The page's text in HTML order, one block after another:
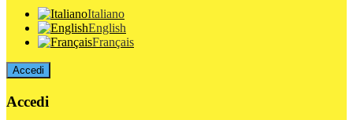
Italiano
English
Français
Accedi
Accedi